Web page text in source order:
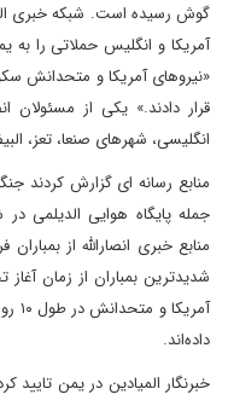
گوش رسیده است. شبکه خبری
آمریکا و انگلیس حملاتی را به
«نیروهای آمریکا و متحدانش
قرار دادند.» یکی از مسئولان
انگلیسی، شهرهای صنعا، تعز،
منابع رسانه ای گزارش کردند
جمله پایگاه هوایی الدیلمی
منابع خبری انصارالله از
شدیدترین بمباران از زمان
داده‌اند.